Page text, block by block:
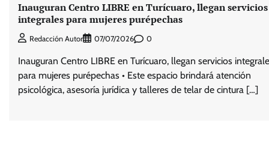
Inauguran Centro LIBRE en Turícuaro, llegan servicios
integrales para mujeres purépechas
Redacción Autor 07/07/2026 0
Inauguran Centro LIBRE en Turícuaro, llegan servicios
para mujeres purépechas • Este espacio brindará atención
psicológica, asesoría jurídica y talleres de telar de cintura […]